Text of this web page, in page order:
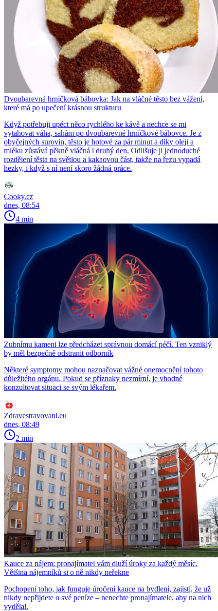
Dvoubarevná hrníčková bábovka: Jak na vláčné těsto bez vážení,
které má po upečení krásnou strukturu
Když potřebuji upéct něco rychlého ke kávě a nechce se mi
vytahovat váha, sahám po dvoubarevné hrníčkové bábovce. Je z
obyčejných surovin, těsto je hotové za pár minut a díky oleji a
mléku zůstává pěkně vláčná i druhý den. Odlišuje ji jednoduché
rozdělení těsta na světlou a kakaovou část, takže na řezu vypadá
hezky, i když s ní není skoro žádná práce.
Cooky.cz
dnes, 08:54
4 min
Zubnímu kameni lze předcházet správnou domácí péčí. Ten vzniklý
by měl bezpečně odstranit odborník
Některé symptomy mohou naznačovat vážné onemocnění tohoto
důležitého orgánu. Pokud se příznaky nezmírní, je vhodné
konzultovat situaci se svým lékařem.
Zdravestravovani.eu
dnes, 08:49
2 min
Kauce za nájem: pronajímatel vám dluží úroky za každý měsíc.
Většina nájemníků si o ně nikdy neřekne
Pochopení toho, jak funguje úročení kauce na bydlení, zajistí, že už
nikdy nepřijdete o své peníze – nenechte pronajímatele, aby na nich
vydělal.